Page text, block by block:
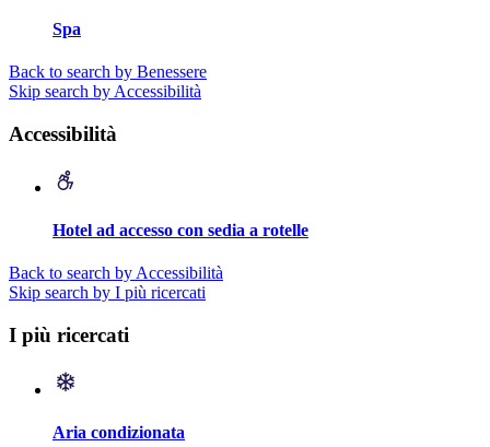
Spa
Back to search by Benessere
Skip search by Accessibilità
Accessibilità
Hotel ad accesso con sedia a rotelle
Back to search by Accessibilità
Skip search by I più ricercati
I più ricercati
Aria condizionata